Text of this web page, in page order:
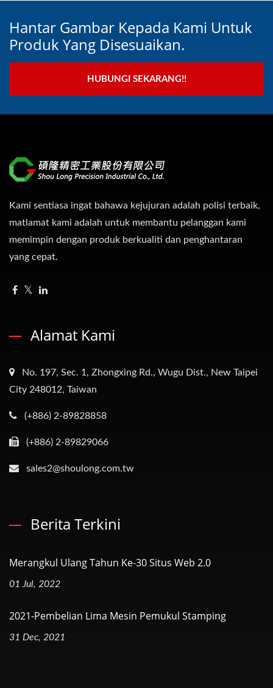
Hantar Gambar Kepada Kami Untuk
Produk Yang Disesuaikan.
HUBUNGI SEKARANG!!
Kami sentiasa ingat bahawa kejujuran adalah polisi terbaik,
matlamat kami adalah untuk membantu pelanggan kami
memimpin dengan produk berkualiti dan penghantaran
yang cepat.
Alamat Kami
No. 197, Sec. 1, Zhongxing Rd., Wugu Dist., New Taipei
City 248012, Taiwan
(+886) 2-89828858
(+886) 2-89829066
sales2@shoulong.com.tw
Berita Terkini
Merangkul Ulang Tahun Ke-30 Situs Web 2.0
01 Jul, 2022
2021-Pembelian Lima Mesin Pemukul Stamping
31 Dec, 2021